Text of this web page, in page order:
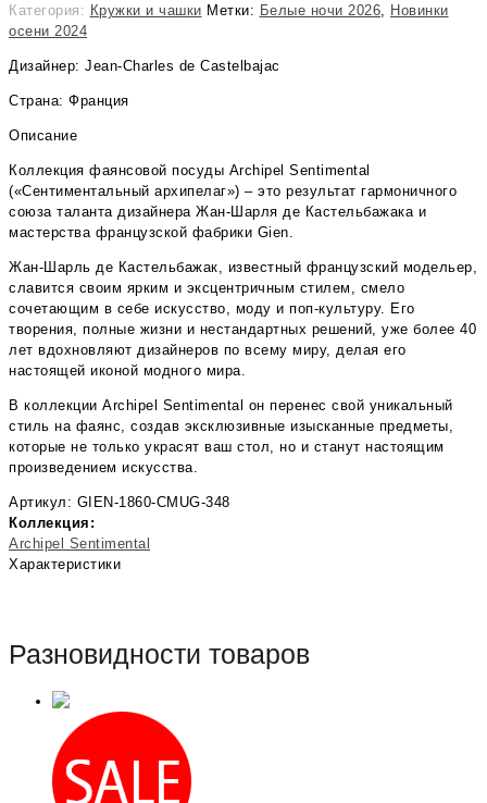
Категория: Кружки и чашки Метки: Белые ночи 2026, Новинки
осени 2024
Дизайнер: Jean-Charles de Castelbajac
Страна: Франция
Описание
Коллекция фаянсовой посуды Archipel Sentimental
(«Сентиментальный архипелаг») – это результат гармоничного
союза таланта дизайнера Жан-Шарля де Кастельбажака и
мастерства французской фабрики Gien.
Жан-Шарль де Кастельбажак, известный французский модельер,
славится своим ярким и эксцентричным стилем, смело
сочетающим в себе искусство, моду и поп-культуру. Его
творения, полные жизни и нестандартных решений, уже более 40
лет вдохновляют дизайнеров по всему миру, делая его
настоящей иконой модного мира.
В коллекции Archipel Sentimental он перенес свой уникальный
стиль на фаянс, создав эксклюзивные изысканные предметы,
которые не только украсят ваш стол, но и станут настоящим
произведением искусства.
Артикул: GIEN-1860-CMUG-348
Коллекция:
Archipel Sentimental
Характеристики
Разновидности товаров